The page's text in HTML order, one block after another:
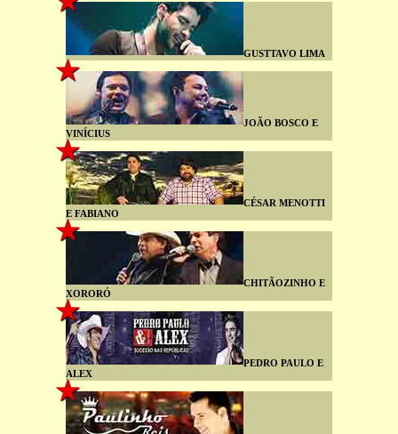
GUSTTAVO LIMA
JOÃO BOSCO E
VINÍCIUS
CÉSAR MENOTTI
E FABIANO
CHITÃOZINHO E
XORORÓ
PEDRO PAULO E
ALEX